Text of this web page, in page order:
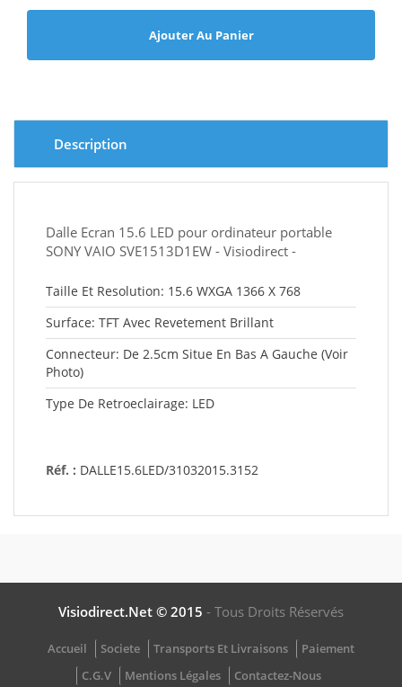
Ajouter Au Panier
Description
Dalle Ecran 15.6 LED pour ordinateur portable
SONY VAIO SVE1513D1EW - Visiodirect -
Taille Et Resolution: 15.6 WXGA 1366 X 768
Surface: TFT Avec Revetement Brillant
Connecteur: De 2.5cm Situe En Bas A Gauche (Voir
Photo)
Type De Retroeclairage: LED
Réf. : DALLE15.6LED/31032015.3152
Visiodirect.net © 2015 - Tous Droits Réservés
Accueil Societe Transports Et Livraisons
Paiement
C.G.V
Mentions Légales Contactez-Nous